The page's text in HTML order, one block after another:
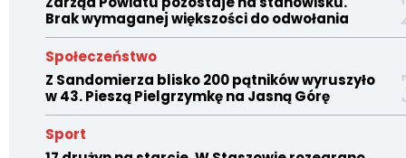
Brak wymaganej większości do odwołania
Społeczeństwo
Z Sandomierza blisko 200 pątników wyruszyło
w 43. Pieszą Pielgrzymkę na Jasną Górę
Sport